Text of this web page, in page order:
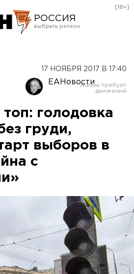
РОССИЯ
Оренбург
[18+]
17 НОЯБРЯ 2017 В 17:40
ЕАНовости
голодовка
груди,
выборов в
с